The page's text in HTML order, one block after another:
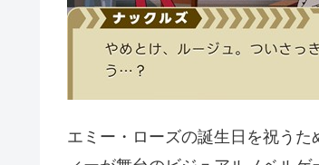
エミー・ローズの誕生日を祝う